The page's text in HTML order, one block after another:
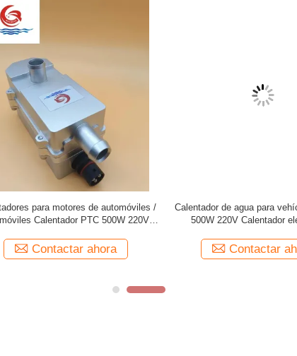
motores de automóviles de
PTC personalizado
Contactar ahora
Calentador del motor del vehículo
PTC calefacción rápida
Contactar ahora